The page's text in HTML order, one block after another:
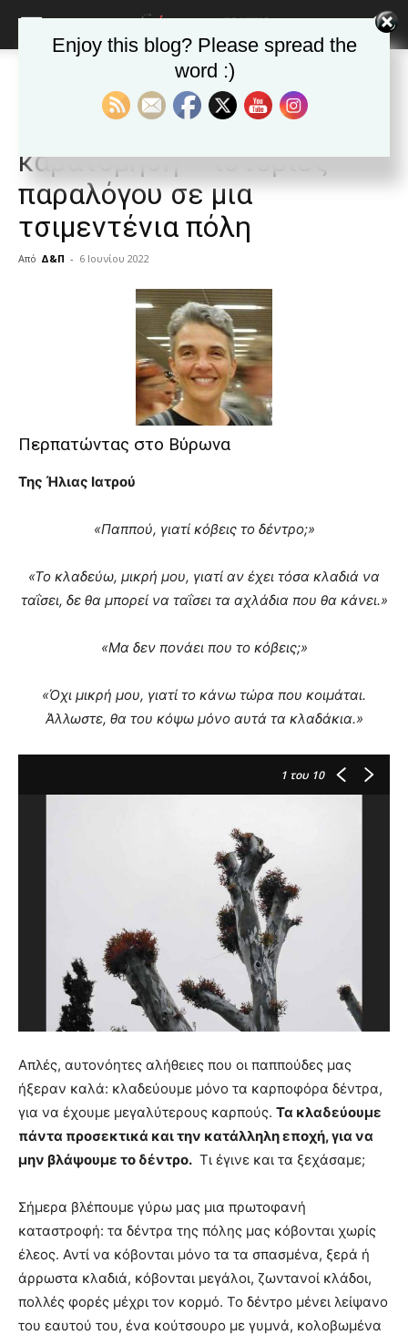
Άρθρα
Άρθρα Δημοφιλή άρθρα
Κλάδεμα, μπόλιασμα,
καρατόμηση – ιστορίες
παραλόγου σε μια
τσιμεντένια πόλη
Από Δ&Π - 6 Ιουνίου 2022
lyons
you
pornhun
hd
Περπατώντας στο Βύρωνα
Της Ήλιας Ιατρού
«Παππού, γιατί κόβεις το δέντρο;»
«Το κλαδεύω, μικρή μου, γιατί αν έχει τόσα κλαδιά να
ταΐσει, δε θα μπορεί να ταΐσει τα αχλάδια που θα κάνει.»
«Μα δεν πονάει που το κόβεις;»
«Όχι μικρή μου, γιατί το κάνω τώρα που κοιμάται.
Άλλωστε, θα του κόψω μόνο αυτά τα κλαδάκια.»
1 του 10
Απλές, αυτονόητες αλήθειες που οι παππούδες μας
ήξεραν καλά: κλαδεύουμε μόνο τα καρποφόρα δέντρα,
για να έχουμε μεγαλύτερους καρπούς. Τα κλαδεύουμε
πάντα προσεκτικά και την κατάλληλη εποχή, για να
μην βλάψουμε το δέντρο. Τι έγινε και τα ξεχάσαμε;
Σήμερα βλέπουμε γύρω μας μια πρωτοφανή
καταστροφή: τα δέντρα της πόλης μας κόβονται χωρίς
έλεος. Αντί να κόβονται μόνο τα τα σπασμένα, ξερά ή
άρρωστα κλαδιά, κόβονται μεγάλοι, ζωντανοί κλάδοι,
πολλές φορές μέχρι τον κορμό. Το δέντρο μένει λείψανο
του εαυτού του, ένα κούτσουρο με γυμνά, κολοβωμένα
Enjoy this blog? Please spread the
word :)